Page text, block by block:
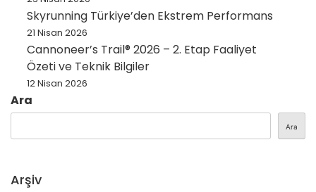
Skyrunning Türkiye’den Ekstrem Performans
21 Nisan 2026
Cannoneer’s Trail® 2026 – 2. Etap Faaliyet
Özeti ve Teknik Bilgiler
12 Nisan 2026
Ara
Ara
Arşiv